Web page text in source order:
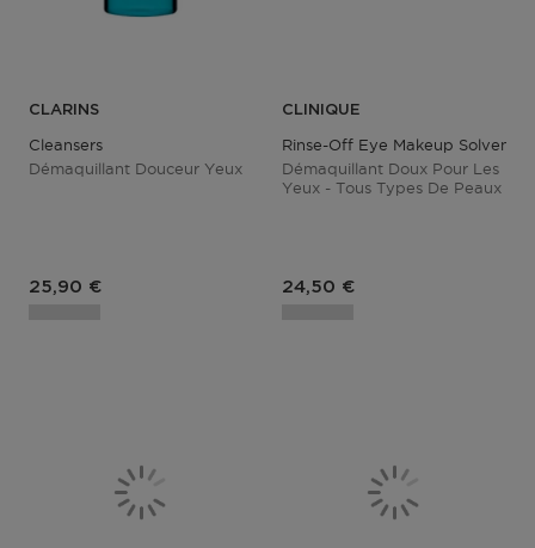
CLARINS
Cleansers
Démaquillant Douceur Yeux
Prix du produit
25,90 €
CLINIQUE
Rinse-Off Eye Makeup Solvent
Démaquillant Doux Pour Les
Yeux - Tous Types De Peaux
Prix du produit
24,50 €